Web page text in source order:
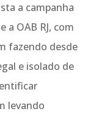
a campanha
a OAB RJ, com
fazendo desde
e isolado de
levando